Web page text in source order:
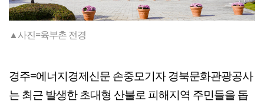
▲사진=육부촌 전경
경주=에너지경제신문 손중모기자 경북문화관광공사
는 최근 발생한 초대형 산불로 피해지역 주민들을 돕